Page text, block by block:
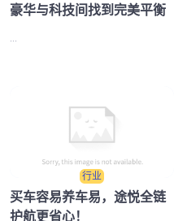
豪华与科技间找到完美平衡
行业
买车容易养车易，途悦全链
护航更省心！